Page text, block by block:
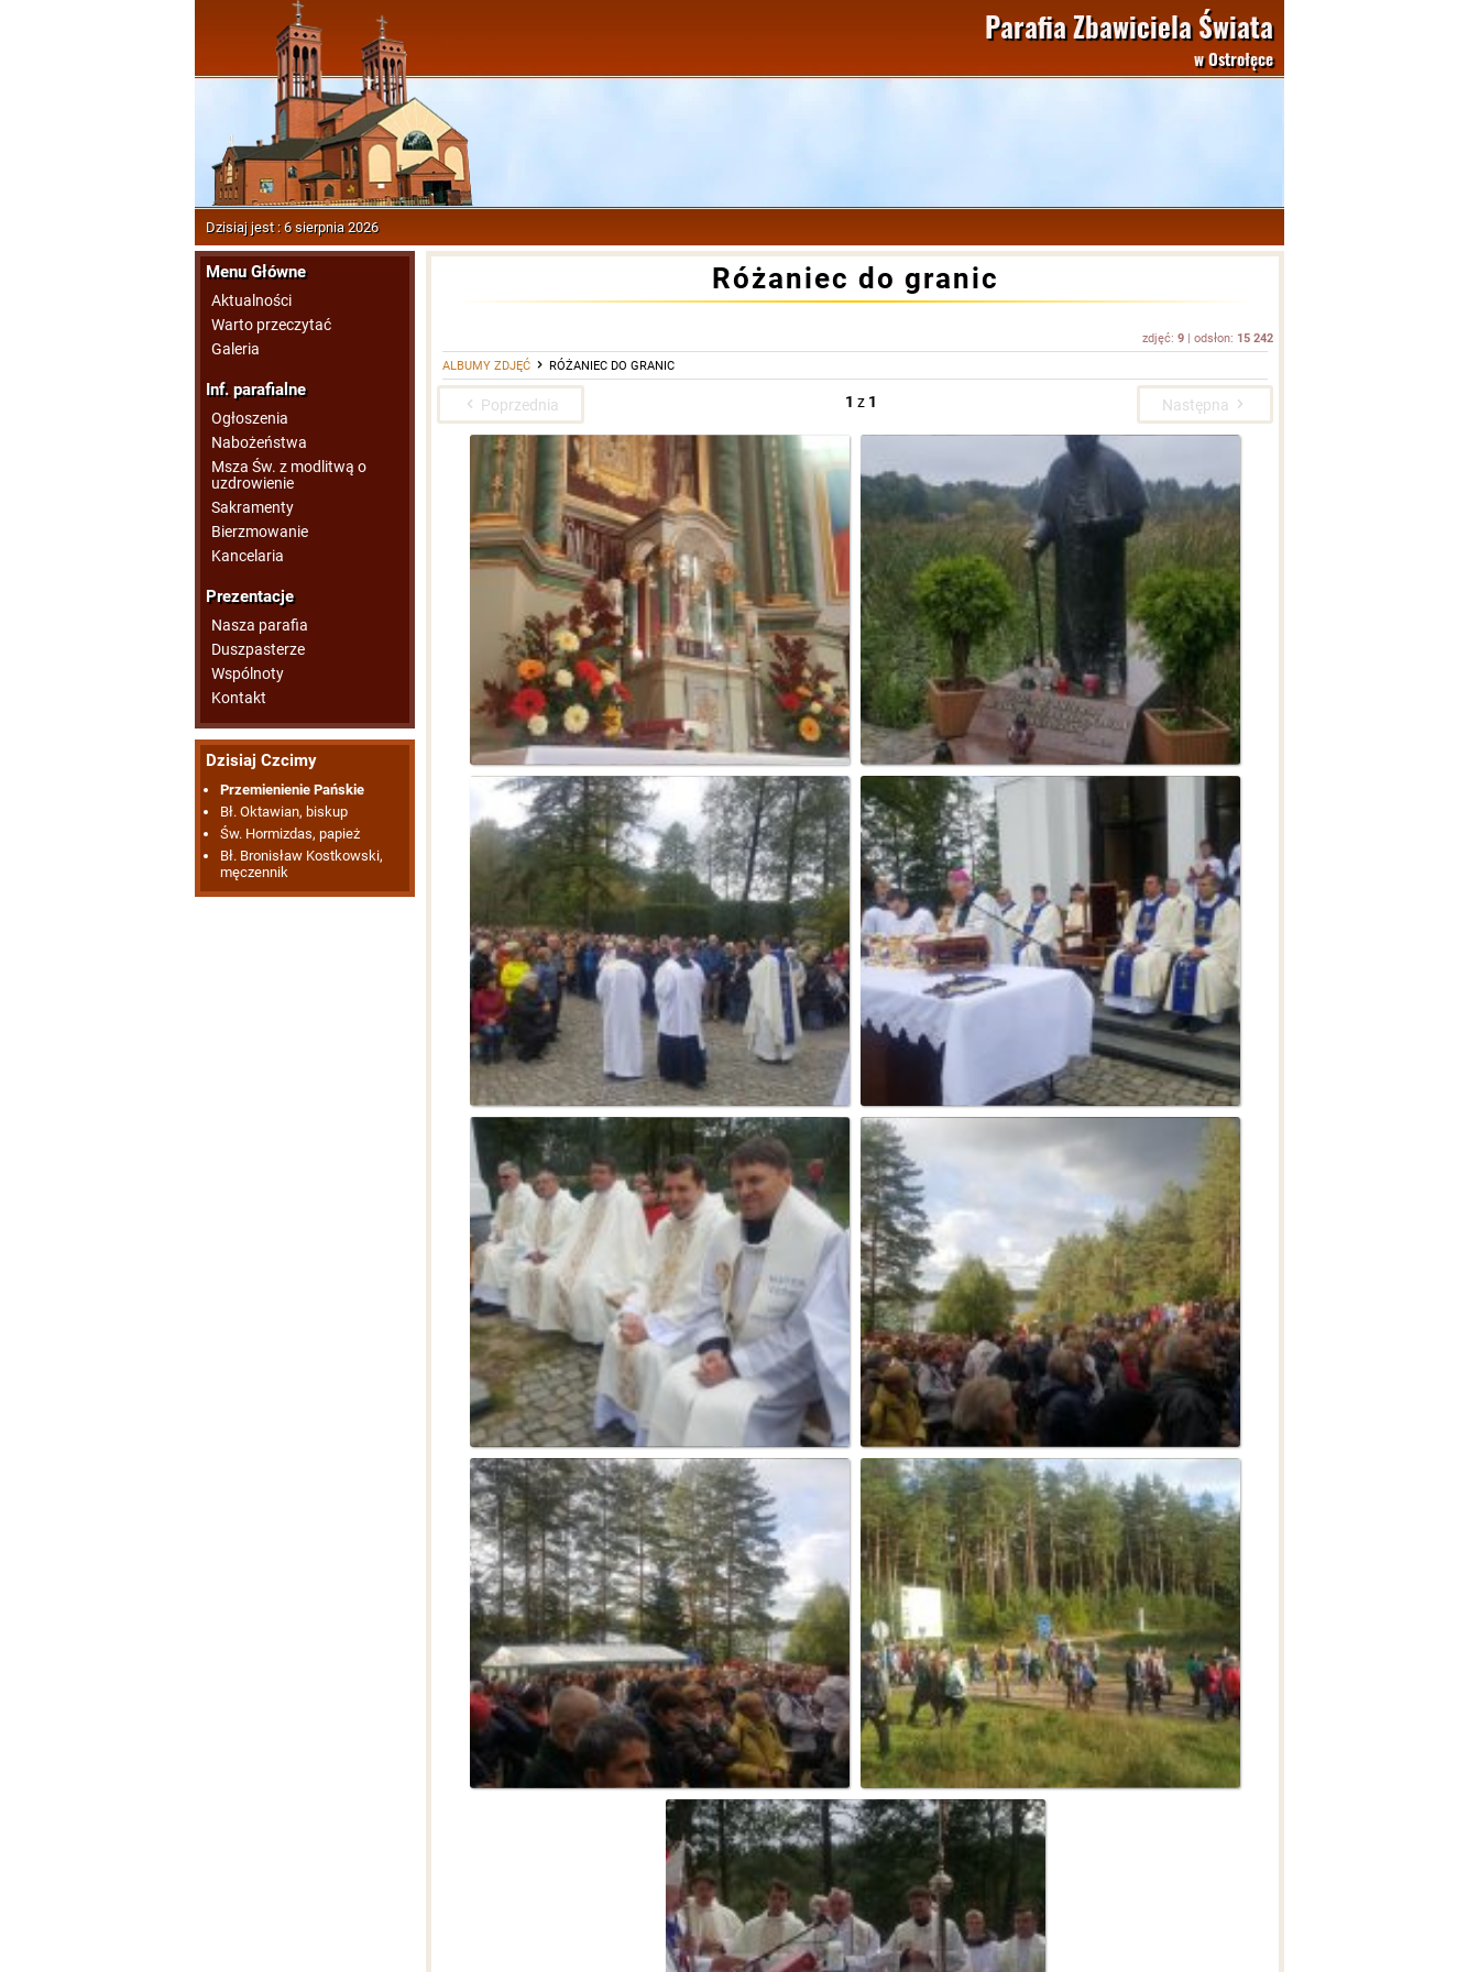
Dzisiaj jest : 6 sierpnia 2026
Parafia Zbawiciela Świata
w Ostrołęce
Menu Główne
Aktualności
Warto przeczytać
Galeria
Inf. parafialne
Ogłoszenia
Nabożeństwa
Msza Św. z modlitwą o
uzdrowienie
Sakramenty
Bierzmowanie
Kancelaria
Prezentacje
Nasza parafia
Duszpasterze
Wspólnoty
Kontakt
Dzisiaj Czcimy
Przemienienie Pańskie
Bł. Oktawian, biskup
Św. Hormizdas, papież
Bł. Bronisław Kostkowski,
męczennik
Różaniec do granic
zdjęć: 9 | odsłon: 15 242
ALBUMY ZDJĘĆ
RÓŻANIEC DO GRANIC
Poprzednia 1 z 1 Następna